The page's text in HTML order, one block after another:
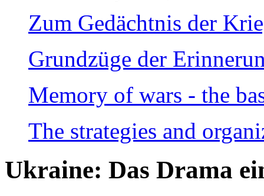
Zum Gedächtnis der
Grundzüge der
Memory of wars - the
The strategies and
Ukraine: Das Drama